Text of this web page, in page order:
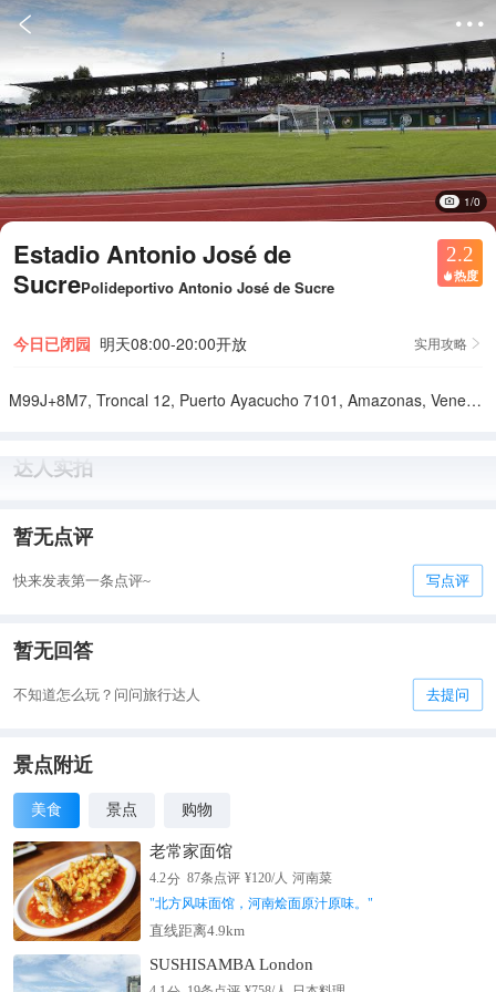
 
1/0
Estadio Antonio José de
SucrePolideportivo Antonio José de Sucre
2.2
 热度
今日已闭园 明天08:00-20:00开放 实用攻略 
M99J+8M7, Troncal 12, Puerto Ayacucho 7101, Amazonas, Venezuela
达人实拍
暂无点评
快来发表第一条点评~ 写点评
暂无回答
不知道怎么玩？问问旅行达人 去提问
景点附近
美食 景点 购物
老常家面馆
4.2分 87条点评 ¥120/人 河南菜
"北方风味面馆，河南烩面原汁原味。 "
直线距离4.9km
SUSHISAMBA London